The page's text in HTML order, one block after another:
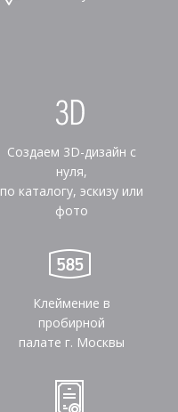
Создаем 3D-дизайн с
нуля,
по каталогу, эскизу или
фото
Клеймение в
пробирной
палате г. Москвы